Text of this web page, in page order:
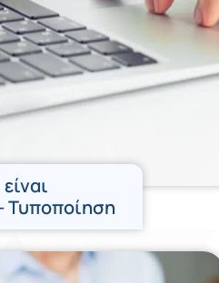
είναι
Τυποποίηση